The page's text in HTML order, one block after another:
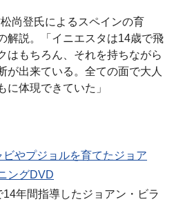
尚登氏によるスペインの育
解説。「イニエスタは14歳で飛
はもちろん、それを持ちながら
が出来ている。全ての面で大人
に体現できていた」
ビやプジョルを育てたジョア
ングDVD
年間指導したジョアン・ビラ